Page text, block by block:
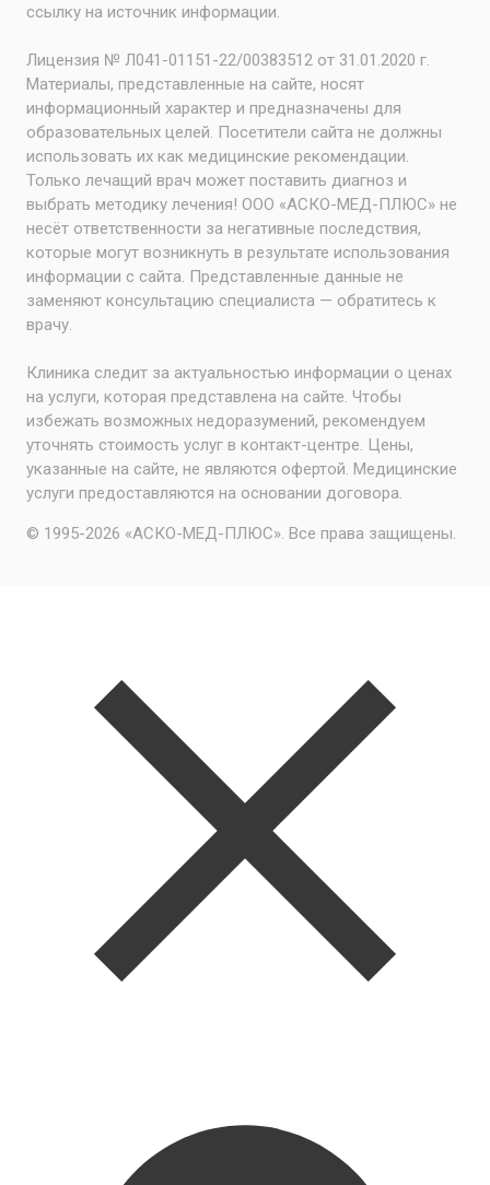
ссылку на источник информации.
Лицензия № Л041-01151-22/00383512 от 31.01.2020 г.
Материалы, представленные на сайте, носят
информационный характер и предназначены для
образовательных целей. Посетители сайта не должны
использовать их как медицинские рекомендации.
Только лечащий врач может поставить диагноз и
выбрать методику лечения! ООО «АСКО-МЕД-ПЛЮС» не
несёт ответственности за негативные последствия,
которые могут возникнуть в результате использования
информации с сайта. Представленные данные не
заменяют консультацию специалиста — обратитесь к
врачу.
Клиника следит за актуальностью информации о ценах
на услуги, которая представлена на сайте. Чтобы
избежать возможных недоразумений, рекомендуем
уточнять стоимость услуг в контакт-центре. Цены,
указанные на сайте, не являются офертой. Медицинские
услуги предоставляются на основании договора.
© 1995-2026 «АСКО-МЕД-ПЛЮС». Все права защищены.